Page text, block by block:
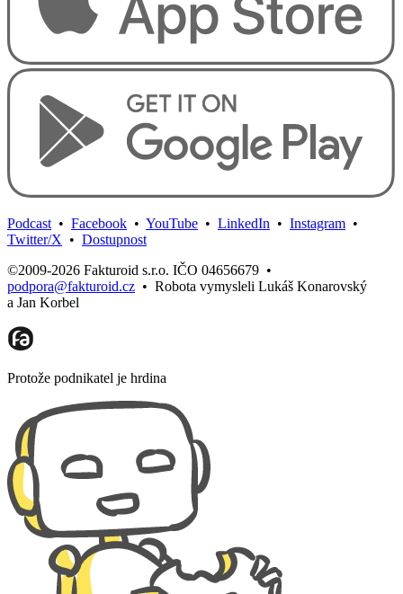
Podcast • Facebook • YouTube • LinkedIn • Instagram •
Twitter/X • Dostupnost
©2009-2026 Fakturoid s.r.o. IČO 04656679 •
podpora@fakturoid.cz • Robota vymysleli Lukáš Konarovský
a Jan Korbel
Protože podnikatel je hrdina